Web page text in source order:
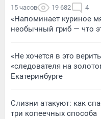
15 часов 19 682 4
«Напоминает куриное
необычный гриб — что
«Не хочется в это
«следователя на
Екатеринбурге
Слизни атакуют: как
три копеечных способа